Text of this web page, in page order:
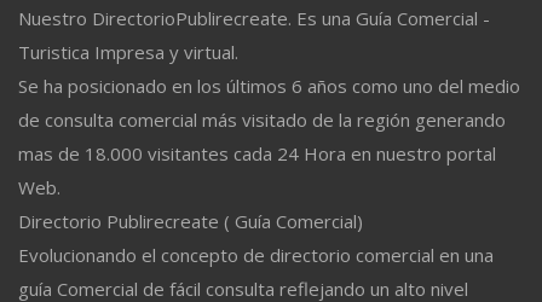
Nuestro DirectorioPublirecreate. Es una Guía Comercial -
Turistica Impresa y virtual.
Se ha posicionado en los últimos 6 años como uno del medio
de consulta comercial más visitado de la región generando
mas de 18.000 visitantes cada 24 Hora en nuestro portal
Web.
Directorio Publirecreate ( Guía Comercial)
Evolucionando el concepto de directorio comercial en una
guía Comercial de fácil consulta reflejando un alto nivel